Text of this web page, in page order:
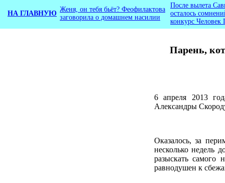
Парень,
НА ГЛАВНУЮ
Женя, он тебя бьёт? Феофилактова
заговорила о домашнем насилии
После вылета
осталось
конкурс Человек
6 апреля 2013
Александры
Оказалось, за
несколько недель
разыскать самого
равнодушен к